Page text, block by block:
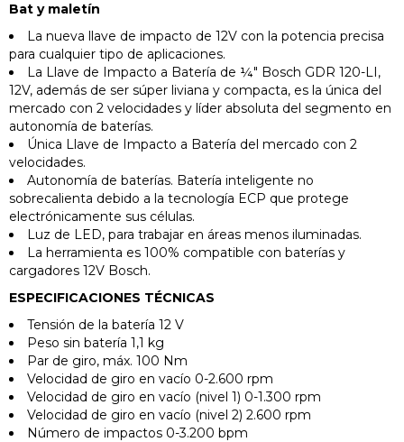
Bat y maletín
La nueva llave de impacto de 12V con la potencia precisa
para cualquier tipo de aplicaciones.
La Llave de Impacto a Batería de ¼" Bosch GDR 120-LI,
12V, además de ser súper liviana y compacta, es la única del
mercado con 2 velocidades y líder absoluta del segmento en
autonomía de baterías.
Única Llave de Impacto a Batería del mercado con 2
velocidades.
Autonomía de baterías. Batería inteligente no
sobrecalienta debido a la tecnología ECP que protege
electrónicamente sus células.
Luz de LED, para trabajar en áreas menos iluminadas.
La herramienta es 100% compatible con baterías y
cargadores 12V Bosch.
ESPECIFICACIONES TÉCNICAS
Tensión de la batería 12 V
Peso sin batería 1,1 kg
Par de giro, máx. 100 Nm
Velocidad de giro en vacío 0-2.600 rpm
Velocidad de giro en vacío (nivel 1) 0-1.300 rpm
Velocidad de giro en vacío (nivel 2) 2.600 rpm
Número de impactos 0-3.200 bpm